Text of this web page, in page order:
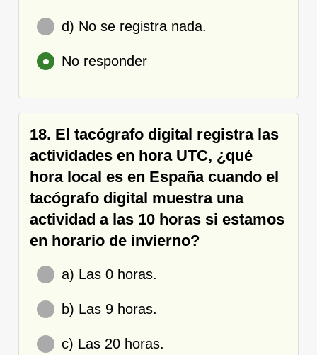
d) No se registra nada.
No responder
18. El tacógrafo digital registra las
actividades en hora UTC, ¿qué
hora local es en España cuando el
tacógrafo digital muestra una
actividad a las 10 horas si estamos
en horario de invierno?
a) Las 0 horas.
b) Las 9 horas.
c) Las 20 horas.